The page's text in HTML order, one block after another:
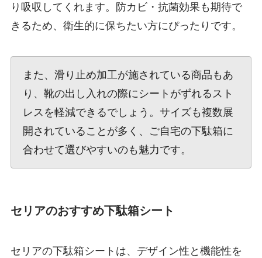
り吸収してくれます。防カビ・抗菌効果も期待で
きるため、衛生的に保ちたい方にぴったりです。
また、滑り止め加工が施されている商品もあ
り、靴の出し入れの際にシートがずれるスト
レスを軽減できるでしょう。サイズも複数展
開されていることが多く、ご自宅の下駄箱に
合わせて選びやすいのも魅力です。
セリアのおすすめ下駄箱シート
セリアの下駄箱シートは、デザイン性と機能性を